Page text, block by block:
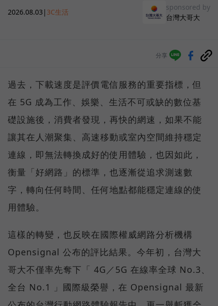
2026.08.03 | 3C生活
sponsored by
台灣大哥大
分享
過去，下載速度是評價電信服務的重要指標，但
在 5G 成為工作、娛樂、生活不可或缺的數位基
礎設施後，消費者發現，再快的網速，如果不能
讓其在人潮聚集、高速移動或室內空間維持穩定
連線，即無法轉換成好的使用體驗，也因如此，
衡量「好網路」的標準，也逐漸從追求測速數
字，轉向任何時間、任何地點都能穩定連線的使
用體驗。
這樣的轉變，也反映在國際權威網路分析機構
Opensignal 公布的評比結果。今年初，台灣大
哥大不僅率先奪下「 4G／5G 在線率全球 No.3、
全台 No.1 」國際級榮譽，在 Opensignal 最新